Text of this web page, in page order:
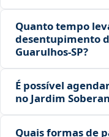
Quanto tempo
desentupimento
Guarulhos‑SP?
É possível
no Jardim
Quais formas de